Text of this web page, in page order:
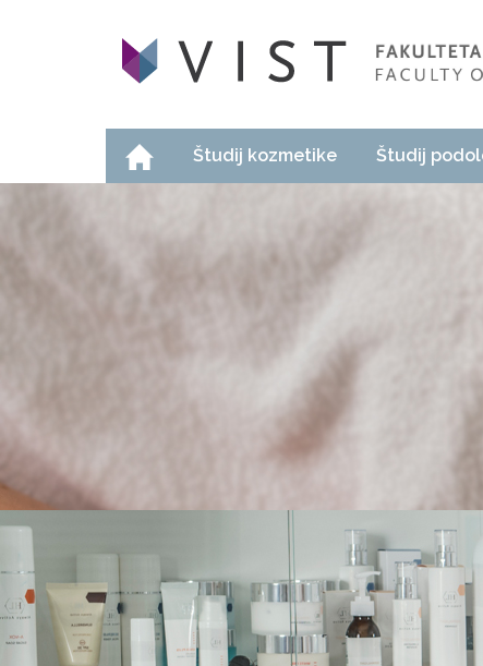
Študij kozmetike Študij